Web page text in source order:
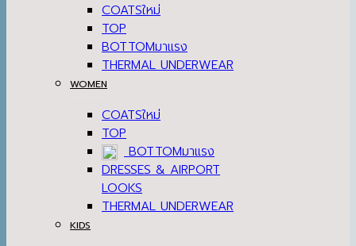
COATS
TOP
BOTTOM
THERMAL UNDERWEAR
WOMEN
COATS
TOP
BOTTOM
DRESSES & AIRPORT
LOOKS
THERMAL UNDERWEAR
KIDS